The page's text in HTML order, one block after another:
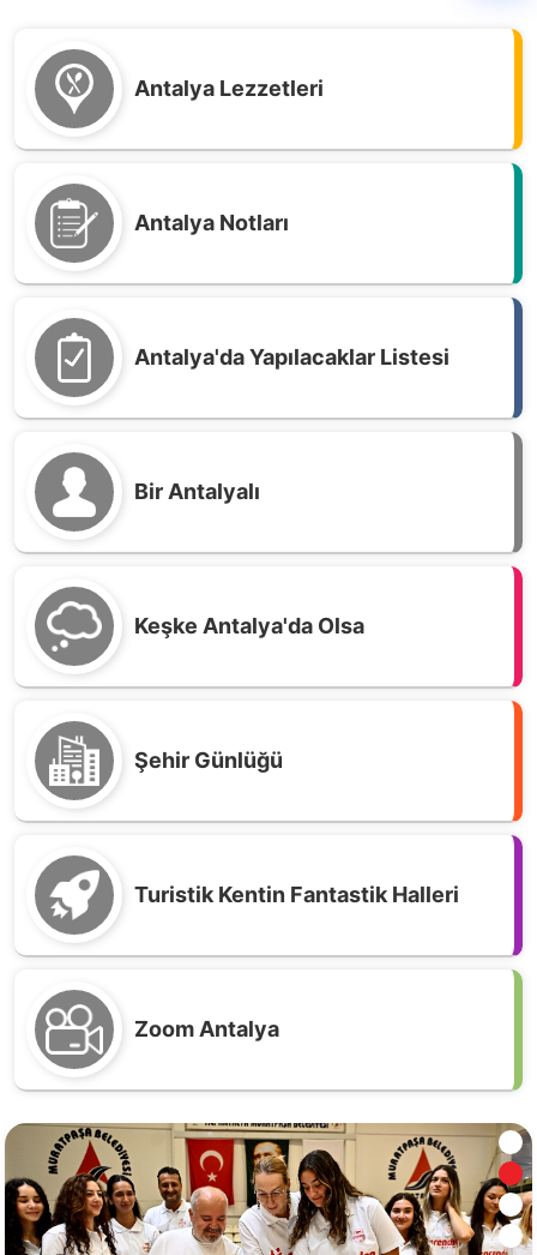
Antalya Lezzetleri
Antalya Notları
Antalya'da Yapılacaklar Listesi
Bir Antalyalı
Keşke Antalya'da Olsa
Şehir Günlüğü
Turistik Kentin Fantastik Halleri
Zoom Antalya
Antalyaspor Stadı’nın yeni ismi ADO!